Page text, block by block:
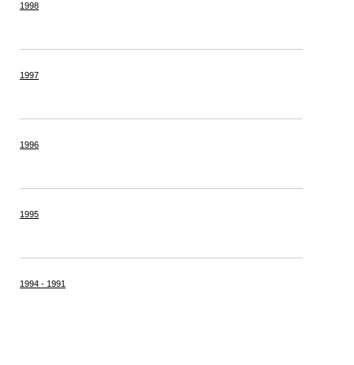
1998
1997
1996
1995
1994 - 1991